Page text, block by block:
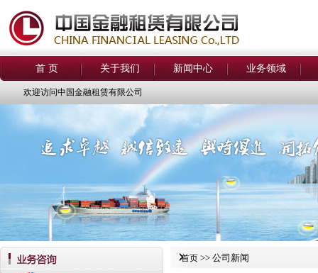
首 页 关于我们 新闻中心 业务领域
欢迎访问中国金融租赁有限公司
首页 >> 公司新闻